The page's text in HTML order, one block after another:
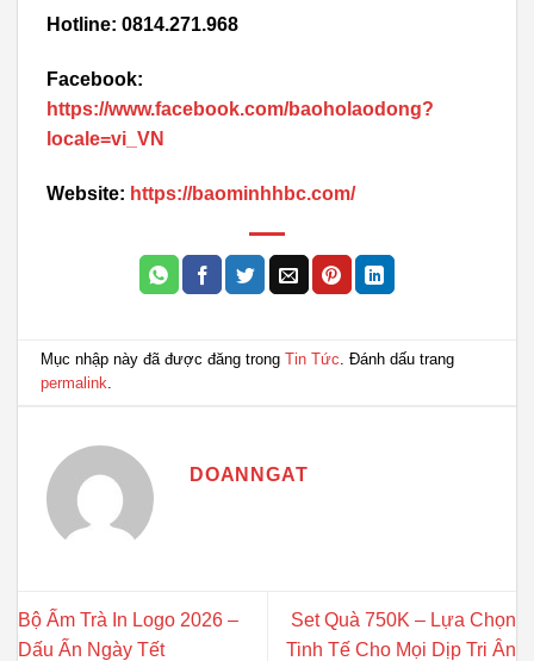
Hotline: 0814.271.968
Facebook:
https://www.facebook.com/baoholaodong?
locale=vi_VN
Website: https://baominhhbc.com/
Mục nhập này đã được đăng trongTin Tức. Đánh dấu trang
permalink.
DOANNGAT
Bộ Ấm Trà In Logo 2026 –
Dấu Ấn Ngày Tết
Set Quà 750K – Lựa Chọn
Tinh Tế Cho Mọi Dịp Tri Ân